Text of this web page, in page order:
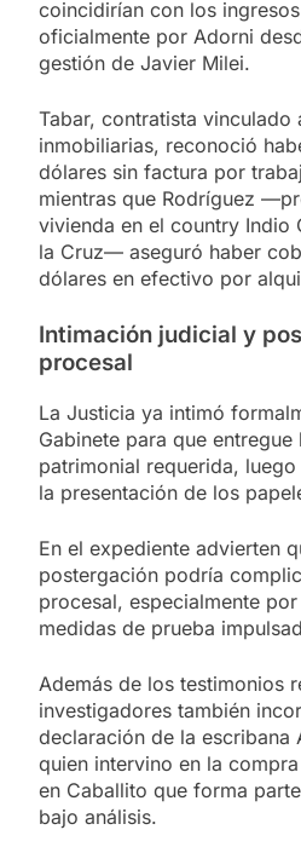
coincidirían con los
oficialmente por Adorni
gestión de Javier Milei.
Tabar, contratista vinculado
inmobiliarias, reconoció
dólares sin factura por
mientras que Rodríguez
vivienda en el country Indio
la Cruz— aseguró haber
dólares en efectivo por
Intimación judicial y
procesal
La Justicia ya intimó
Gabinete para que
patrimonial requerida,
la presentación de los
En el expediente advierten
postergación podría
procesal, especialmente
medidas de prueba
Además de los testimonios
investigadores también
declaración de la escribana
quien intervino en la
en Caballito que forma
bajo análisis.